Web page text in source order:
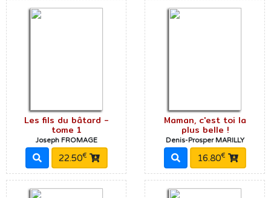
Les fils du bâtard -
tome 1
Joseph FROMAGE
22.50€
Maman, c'est toi la
plus belle !
Denis-Prosper MARILLY
16.80€